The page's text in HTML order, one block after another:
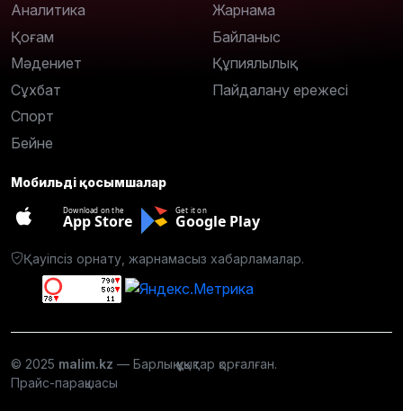
Аналитика
Қоғам
Мәдениет
Сұхбат
Спорт
Бейне
Жарнама
Байланыс
Құпиялылық
Пайдалану ережесі
Мобильді қосымшалар
Download on the
App Store
Get it on
Google Play
Қауіпсіз орнату, жарнамасыз хабарламалар.
© 2025 malim.kz — Барлық құқықтар қорғалған.
Прайс-парақшасы